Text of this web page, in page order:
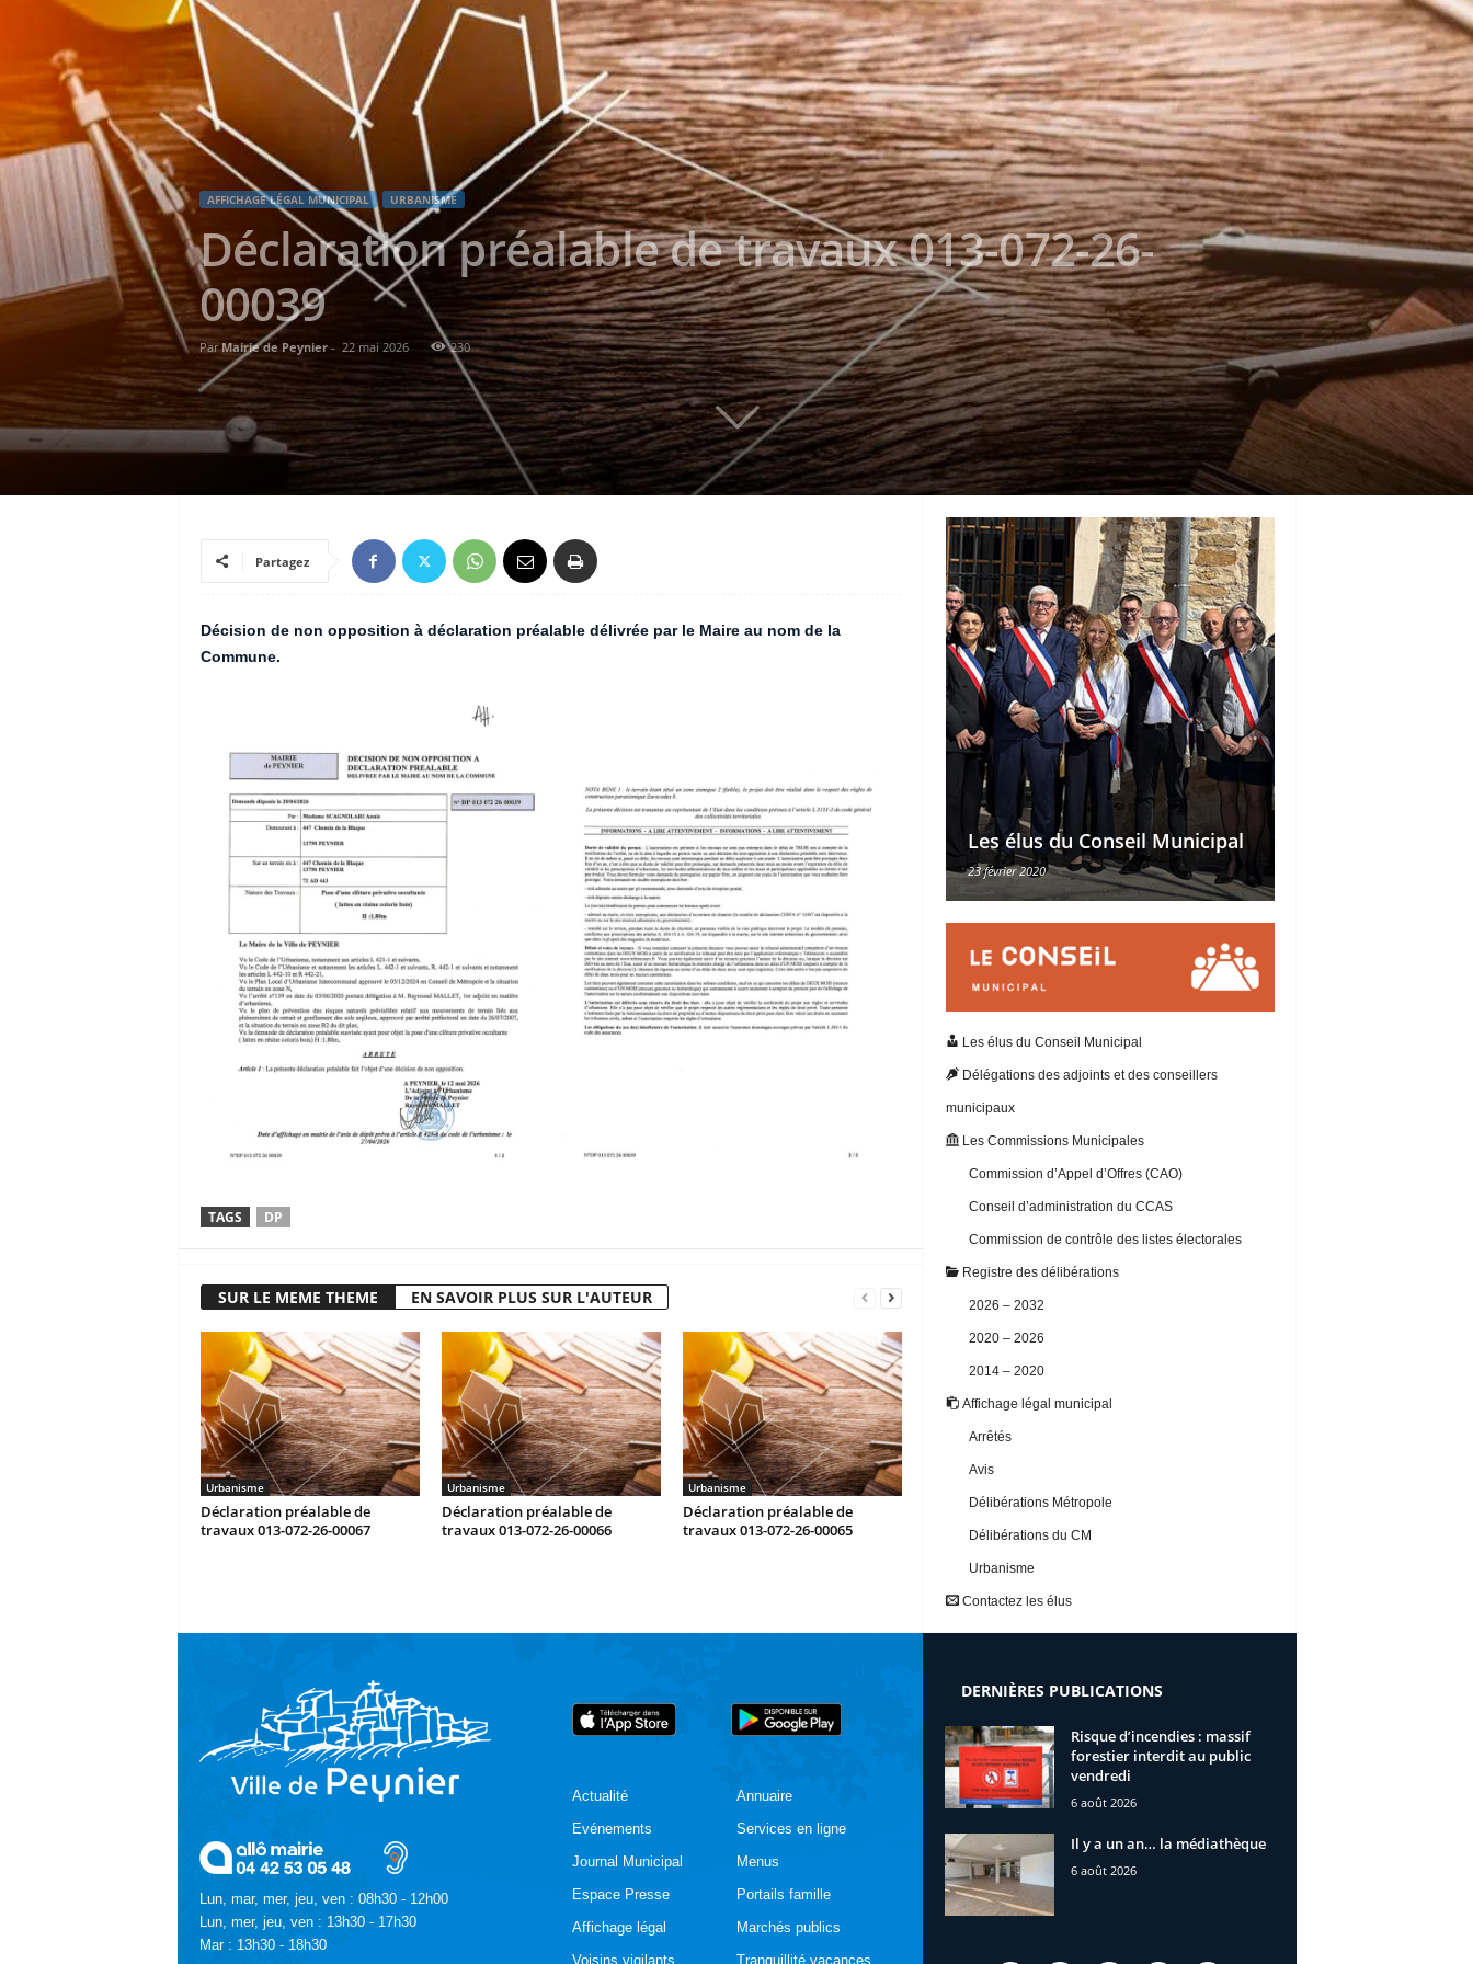
AFFICHAGE LÉGAL MUNICIPAL URBANISME
Déclaration préalable de travaux 013-072-26-
00039
Par Mairie de Peynier- 22 mai 2026 230
Partagez
Décision de non opposition à déclaration préalable délivrée par le Maire au nom de la
Commune.
TAGS DP
SUR LE MEME THEME EN SAVOIR PLUS SUR L'AUTEUR
Urbanisme
Déclaration préalable de
travaux 013-072-26-00067
Urbanisme
Déclaration préalable de
travaux 013-072-26-00066
Urbanisme
Déclaration préalable de
travaux 013-072-26-00065
Les élus du Conseil Municipal
23 février 2020
Les élus du Conseil Municipal
Délégations des adjoints et des conseillers
municipaux
Les Commissions Municipales
Commission d’Appel d’Offres (CAO)
Conseil d’administration du CCAS
Commission de contrôle des listes électorales
Registre des délibérations
2026 – 2032
2020 – 2026
2014 – 2020
Affichage légal municipal
Arrêtés
Avis
Délibérations Métropole
Délibérations du CM
Urbanisme
Contactez les élus
Lun, mar, mer, jeu, ven : 08h30 - 12h00
Lun, mer, jeu, ven : 13h30 - 17h30
Mar : 13h30 - 18h30
Actualité
Evénements
Journal Municipal
Espace Presse
Affichage légal
Voisins vigilants
Annuaire
Services en ligne
Menus
Portails famille
Marchés publics
Tranquillité vacances
DERNIÈRES PUBLICATIONS
Risque d’incendies : massif
forestier interdit au public
vendredi
6 août 2026
Il y a un an… la médiathèque
6 août 2026